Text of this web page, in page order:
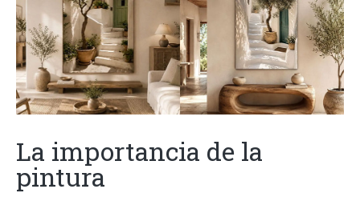
La importancia de la
pintura